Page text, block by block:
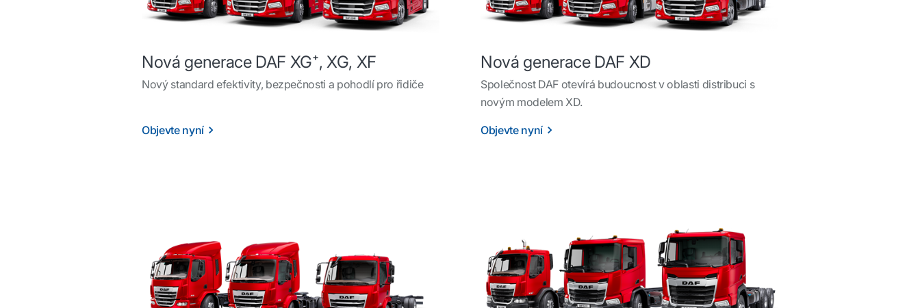
Nová generace DAF XG⁺, XG, XF
Nový standard efektivity, bezpečnosti a pohodlí pro řidiče
Objevte nyní
Nová generace DAF XD
Společnost DAF otevírá budoucnost v oblasti distribuci s
novým modelem XD.
Objevte nyní